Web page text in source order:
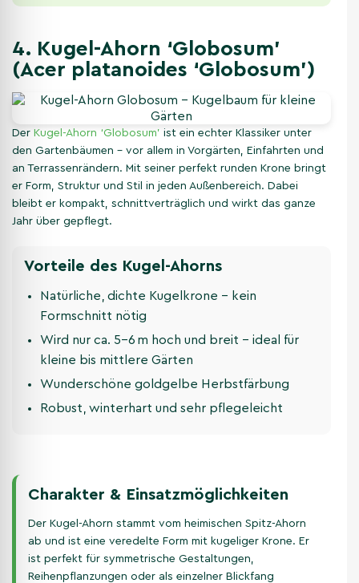
4. Kugel-Ahorn ‘Globosum’
(Acer platanoides ‘Globosum’)
Der Kugel-Ahorn ‘Globosum’ ist ein echter Klassiker unter
den Gartenbäumen – vor allem in Vorgärten, Einfahrten und
an Terrassenrändern. Mit seiner perfekt runden Krone bringt
er Form, Struktur und Stil in jeden Außenbereich. Dabei
bleibt er kompakt, schnittverträglich und wirkt das ganze
Jahr über gepflegt.
Vorteile des Kugel-Ahorns
Natürliche, dichte Kugelkrone – kein
Formschnitt nötig
Wird nur ca. 5–6 m hoch und breit – ideal für
kleine bis mittlere Gärten
Wunderschöne goldgelbe Herbstfärbung
Robust, winterhart und sehr pflegeleicht
Charakter & Einsatzmöglichkeiten
Der Kugel-Ahorn stammt vom heimischen Spitz-Ahorn
ab und ist eine veredelte Form mit kugeliger Krone. Er
ist perfekt für symmetrische Gestaltungen,
Reihenpflanzungen oder als einzelner Blickfang